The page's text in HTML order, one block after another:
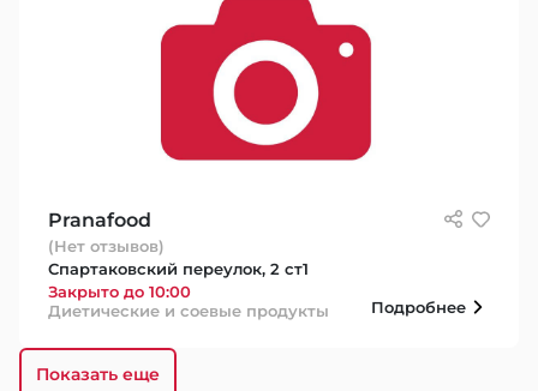
Pranafood
(Нет отзывов)
Спартаковский переулок, 2 ст1
Закрыто до 10:00
Диетические и соевые продукты
Подробнее
Показать еще